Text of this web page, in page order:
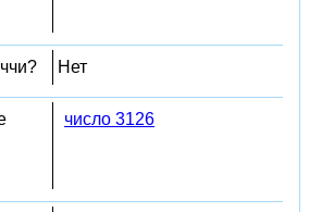
Нет
число 3126